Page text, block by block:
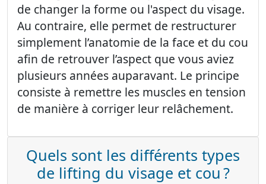
de changer la forme ou l'aspect du visage.
Au contraire, elle permet de restructurer
simplement l’anatomie de la face et du cou
afin de retrouver l’aspect que vous aviez
plusieurs années auparavant. Le principe
consiste à remettre les muscles en tension
de manière à corriger leur relâchement.
Quels sont les différents types
de lifting du visage et cou ?